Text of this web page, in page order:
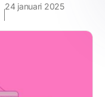
24 januari 2025